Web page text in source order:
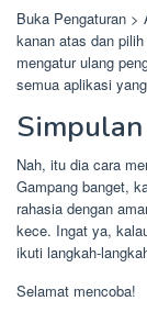
Buka Pengaturan
kanan atas dan
mengatur ulang
semua aplikasi
Nah, itu dia cara
Gampang banget,
rahasia dengan
kece. Ingat ya,
ikuti langkah-
Selamat mencoba!